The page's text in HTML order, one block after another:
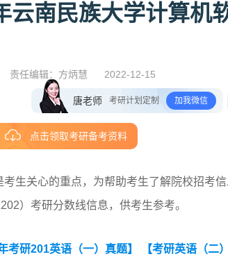
云南民族大学计算机
责任编辑：方炳慧 2022-12-15
唐老师 考研计划定制 加我微信
点击领取考研备考资料
生关心的重点，为帮助考生了解院校招考
）考研分数线信息，供考生参考。
考研201英语（一）真题】 【考研英语（二